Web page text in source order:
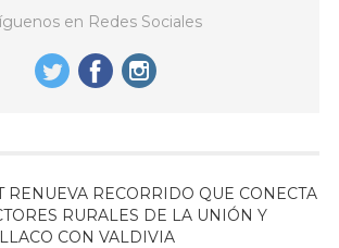
en Redes Sociales
RENUEVA RECORRIDO QUE CONECTA
RURALES DE LA UNIÓN Y
CON VALDIVIA